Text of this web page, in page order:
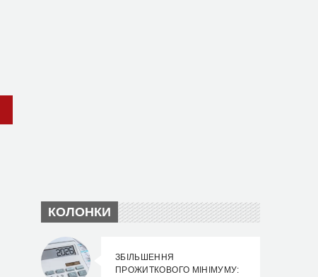
КОЛОНКИ
ЗБІЛЬШЕННЯ
ПРОЖИТКОВОГО МІНІМУМУ: